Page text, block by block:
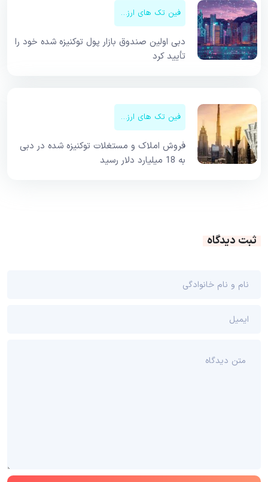
فین تک های ارزهای دیجیتال
دبی اولین صندوق بازار پول توکنیزه شده خود را
تأیید کرد
فین تک های ارزهای دیجیتال
فروش املاک و مستغلات توکنیزه شده در دبی
به 18 میلیارد دلار رسید
ثبت دیدگاه